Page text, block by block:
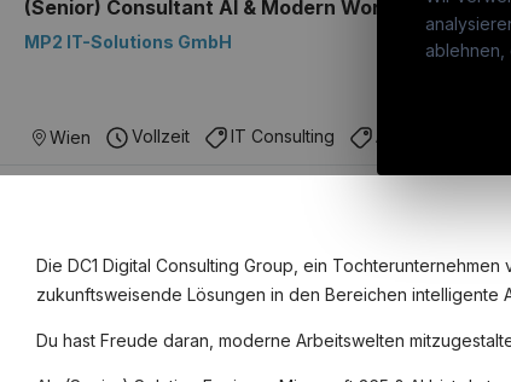
(Senior) Consultant AI & Modern Workplace (w/m/
MP2 IT-Solutions GmbH
Wien Vollzeit IT Consulting AI & Machine
Die DC1 Digital Consulting Group, ein
zukunftsweisende Lösungen in den Bereichen intelligente
Du hast Freude daran, moderne Arbeitswelten
Service der candidatis GmbH.